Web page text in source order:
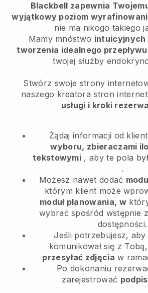
Blackbell zapewnia
wyjątkowy poziom
nie ma nikogo takiego
Mamy mnóstwo intuicyjnych
tworzenia idealnego
twojej służby
Stwórz swoje strony
naszego kreatora stron
usługi i kroki
Żądaj informacji od
wyboru, zbieraczami
tekstowymi , aby te pola
.
Możesz nawet dodać
którym klient może
moduł planowania, w
wybrać spośród wstępnie
dostępności.
Jeśli potrzebujesz,
komunikował się z
przesyłać zdjęcia w
Po dokonaniu
zarejestrować